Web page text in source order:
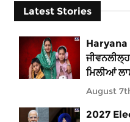
Latest Stories
Haryana
ਮਿਲੀਆਂ
August
2027